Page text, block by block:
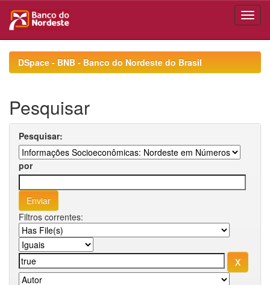
navigationDSpace - BNB - Banco do Nordeste do Brasil
Pesquisar
Pesquisar:
por
Filtros correntes: